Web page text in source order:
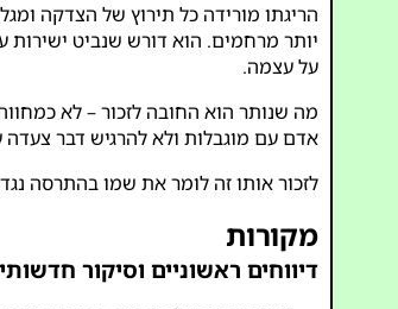
הריגתו מורידה כל תירוץ של הצדקה
יותר מרחמים. הוא דורש שנביט
על עצמה.
מה שנותר הוא החובה לזכור – לא
אדם עם מוגבלות ולא להרגיש דבר צעדה
לזכור אותו זה לומר את שמו בהתרסה
מקורות
דיווחים ראשוניים וסיקור חדשותי